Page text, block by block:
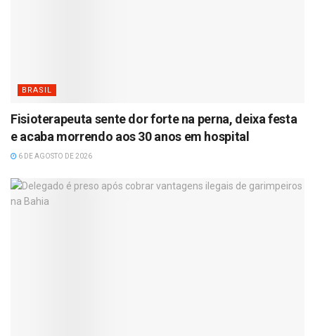
BRASIL
Fisioterapeuta sente dor forte na perna, deixa festa
e acaba morrendo aos 30 anos em hospital
6 DE AGOSTO DE 2026